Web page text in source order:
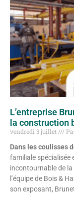
L’entreprise
la construction
vendredi 3 juillet
Dans les coulisses
familiale spécialisée
incontournable de la
l’équipe de Bois &
son exposant,